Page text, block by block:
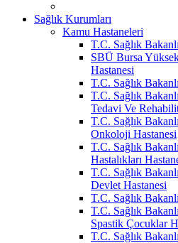
Sağlık Kurumları
Kamu Hastaneleri
T.C. Sağlık
SBÜ Bursa
Hastanesi
T.C. Sağlık
T.C. Sağlık
Tedavi Ve
T.C. Sağlık
Onkoloji Hastanesi
T.C. Sağlık
Hastalıkları
T.C. Sağlık
Devlet Hastanesi
T.C. Sağlık
T.C. Sağlık
Spastik Çocuklar
T.C. Sağlık